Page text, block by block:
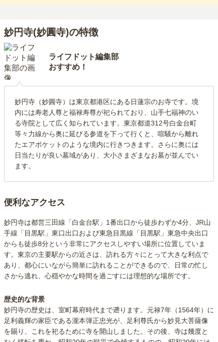
妙円寺(妙圓寺)の特徴
ライフドット編集部
おすすめ！
妙円寺（妙圓寺）は東京都港区にある日蓮宗のお寺です。境
内には寿老人尊と福禄寿尊が祀られており、山手七福神のい
る寺院として広く知られています。東京都道312号白金台町
等々力線から奥に延びる参道を下って行くと、喧騒から離れ
たエアポケットのような境内に行きつきます。さらに奥には
日当たりが良い墓域があり、大小さまざまなお墓が並んでい
ます。
便利なアクセス
妙円寺は都営三田線「白金台駅」1番出口から徒歩わずか4分、JR山
手線「目黒駅」東口出口および東急目黒線「目黒駅」東急中央出口
からも徒歩8分という非常にアクセスしやすい場所に位置していま
す。東京の主要駅からの近さは、訪れる方々にとって大きな利点で
あり、都心にいながら簡単に訪れることができるので、日常の忙し
さから逃れ、心穏やかな時間を過ごすには理想的な場所です。
歴史的な背景
妙円寺の歴史は、室町幕府時代まで遡ります。元禄7年（1564年）に
足利義輝の家臣である瀧本弾正忠光が、足利尊氏から妙見大菩薩像
を賜り、これを祀るために寺を開山しました。その後、寺は幾度と